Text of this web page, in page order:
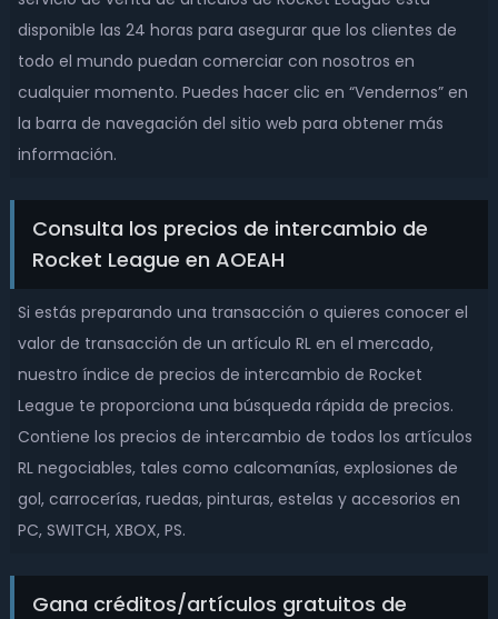
disponible las 24 horas para asegurar que los clientes de
todo el mundo puedan comerciar con nosotros en
cualquier momento. Puedes hacer clic en “Vendernos” en
la barra de navegación del sitio web para obtener más
información.
Consulta los precios de intercambio de
Rocket League en AOEAH
Si estás preparando una transacción o quieres conocer el
valor de transacción de un artículo RL en el mercado,
nuestro índice de precios de intercambio de Rocket
League te proporciona una búsqueda rápida de precios.
Contiene los precios de intercambio de todos los artículos
RL negociables, tales como calcomanías, explosiones de
gol, carrocerías, ruedas, pinturas, estelas y accesorios en
PC, SWITCH, XBOX, PS.
Gana créditos/artículos gratuitos de